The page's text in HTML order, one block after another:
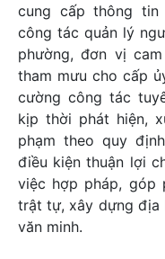
cung cấp thông
công tác quản lý
phường, đơn vị
tham mưu cho cấp
cường công tác
kịp thời phát hiện,
phạm theo quy
điều kiện thuận lợi
việc hợp pháp, góp
trật tự, xây dựng địa
văn minh.